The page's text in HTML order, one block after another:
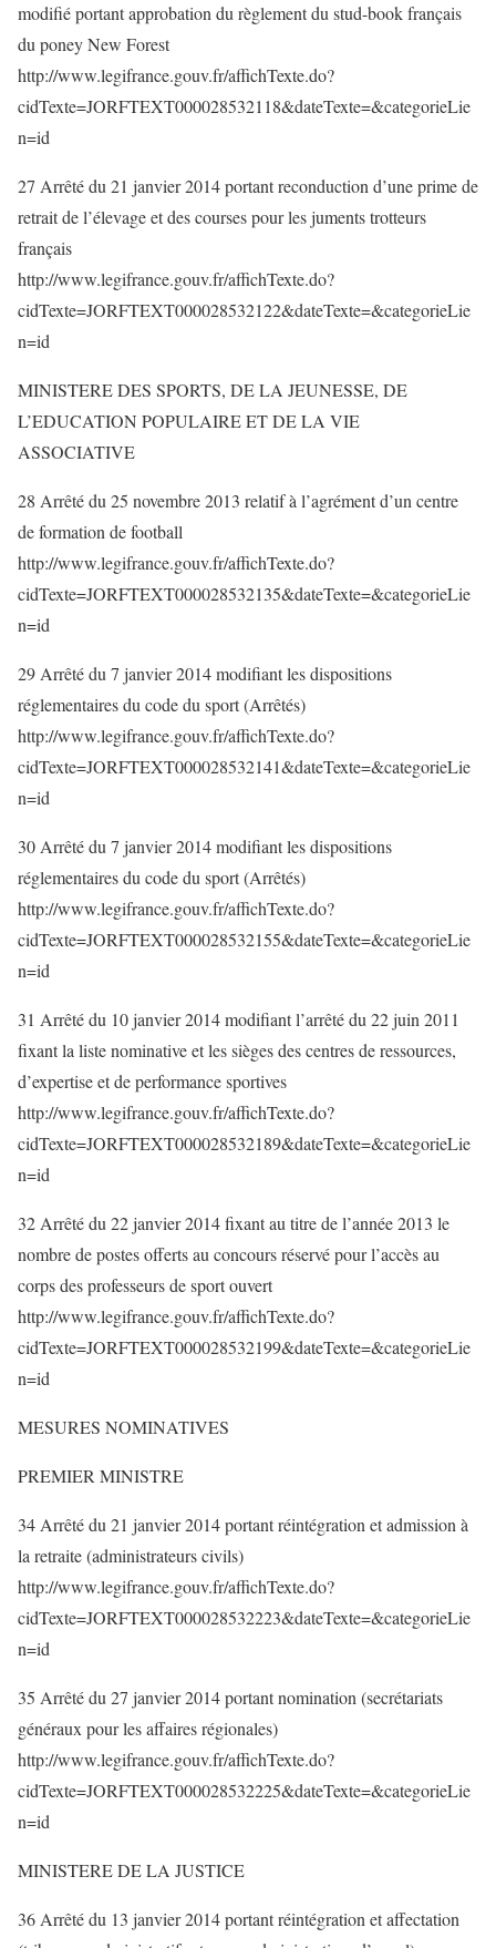
modifié portant approbation du règlement du stud-book français
du poney New Forest
http://www.legifrance.gouv.fr/affichTexte.do?
cidTexte=JORFTEXT000028532118&dateTexte=&categorieLie
n=id
27 Arrêté du 21 janvier 2014 portant reconduction d’une prime de
retrait de l’élevage et des courses pour les juments trotteurs
français
http://www.legifrance.gouv.fr/affichTexte.do?
cidTexte=JORFTEXT000028532122&dateTexte=&categorieLie
n=id
MINISTERE DES SPORTS, DE LA JEUNESSE, DE
L’EDUCATION POPULAIRE ET DE LA VIE
ASSOCIATIVE
28 Arrêté du 25 novembre 2013 relatif à l’agrément d’un centre
de formation de football
http://www.legifrance.gouv.fr/affichTexte.do?
cidTexte=JORFTEXT000028532135&dateTexte=&categorieLie
n=id
29 Arrêté du 7 janvier 2014 modifiant les dispositions
réglementaires du code du sport (Arrêtés)
http://www.legifrance.gouv.fr/affichTexte.do?
cidTexte=JORFTEXT000028532141&dateTexte=&categorieLie
n=id
30 Arrêté du 7 janvier 2014 modifiant les dispositions
réglementaires du code du sport (Arrêtés)
http://www.legifrance.gouv.fr/affichTexte.do?
cidTexte=JORFTEXT000028532155&dateTexte=&categorieLie
n=id
31 Arrêté du 10 janvier 2014 modifiant l’arrêté du 22 juin 2011
fixant la liste nominative et les sièges des centres de ressources,
d’expertise et de performance sportives
http://www.legifrance.gouv.fr/affichTexte.do?
cidTexte=JORFTEXT000028532189&dateTexte=&categorieLie
n=id
32 Arrêté du 22 janvier 2014 fixant au titre de l’année 2013 le
nombre de postes offerts au concours réservé pour l’accès au
corps des professeurs de sport ouvert
http://www.legifrance.gouv.fr/affichTexte.do?
cidTexte=JORFTEXT000028532199&dateTexte=&categorieLie
n=id
MESURES NOMINATIVES
PREMIER MINISTRE
34 Arrêté du 21 janvier 2014 portant réintégration et admission à
la retraite (administrateurs civils)
http://www.legifrance.gouv.fr/affichTexte.do?
cidTexte=JORFTEXT000028532223&dateTexte=&categorieLie
n=id
35 Arrêté du 27 janvier 2014 portant nomination (secrétariats
généraux pour les affaires régionales)
http://www.legifrance.gouv.fr/affichTexte.do?
cidTexte=JORFTEXT000028532225&dateTexte=&categorieLie
n=id
MINISTERE DE LA JUSTICE
36 Arrêté du 13 janvier 2014 portant réintégration et affectation